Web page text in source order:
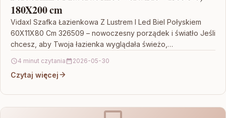
180X200 cm
Vidaxl Szafka Łazienkowa Z Lustrem I Led Biel Połyskiem
60X11X80 Cm 326509 – nowoczesny porządek i światło Jeśli
chcesz, aby Twoja łazienka wyglądała świeżo,…
4 minut czytania 2026-05-30
Czytaj więcej